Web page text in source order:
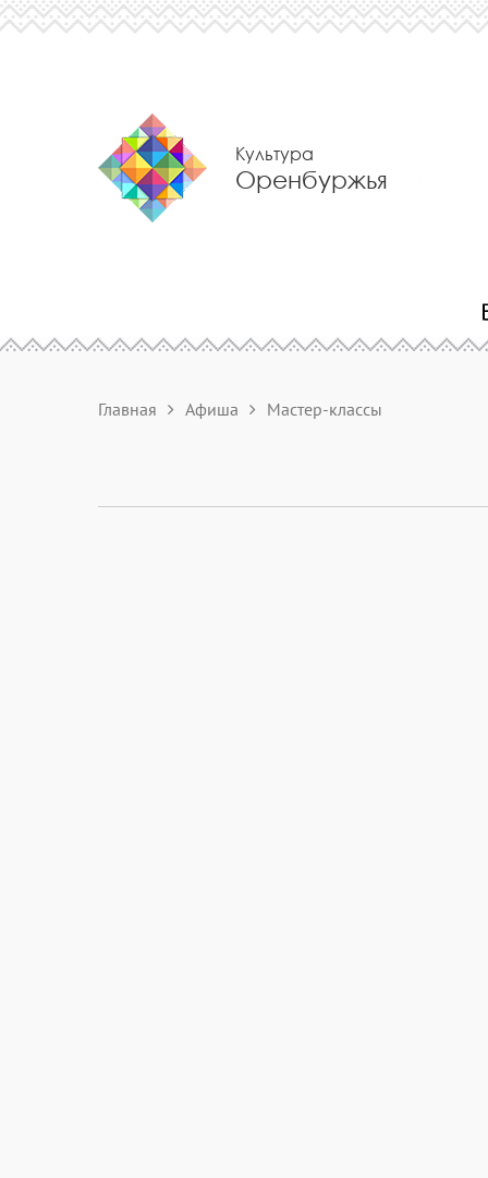
Культура
Оренбуржья
Главная Афиша Мастер-классы